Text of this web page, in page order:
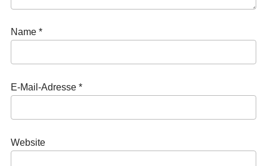
Name *
E-Mail-Adresse *
Website